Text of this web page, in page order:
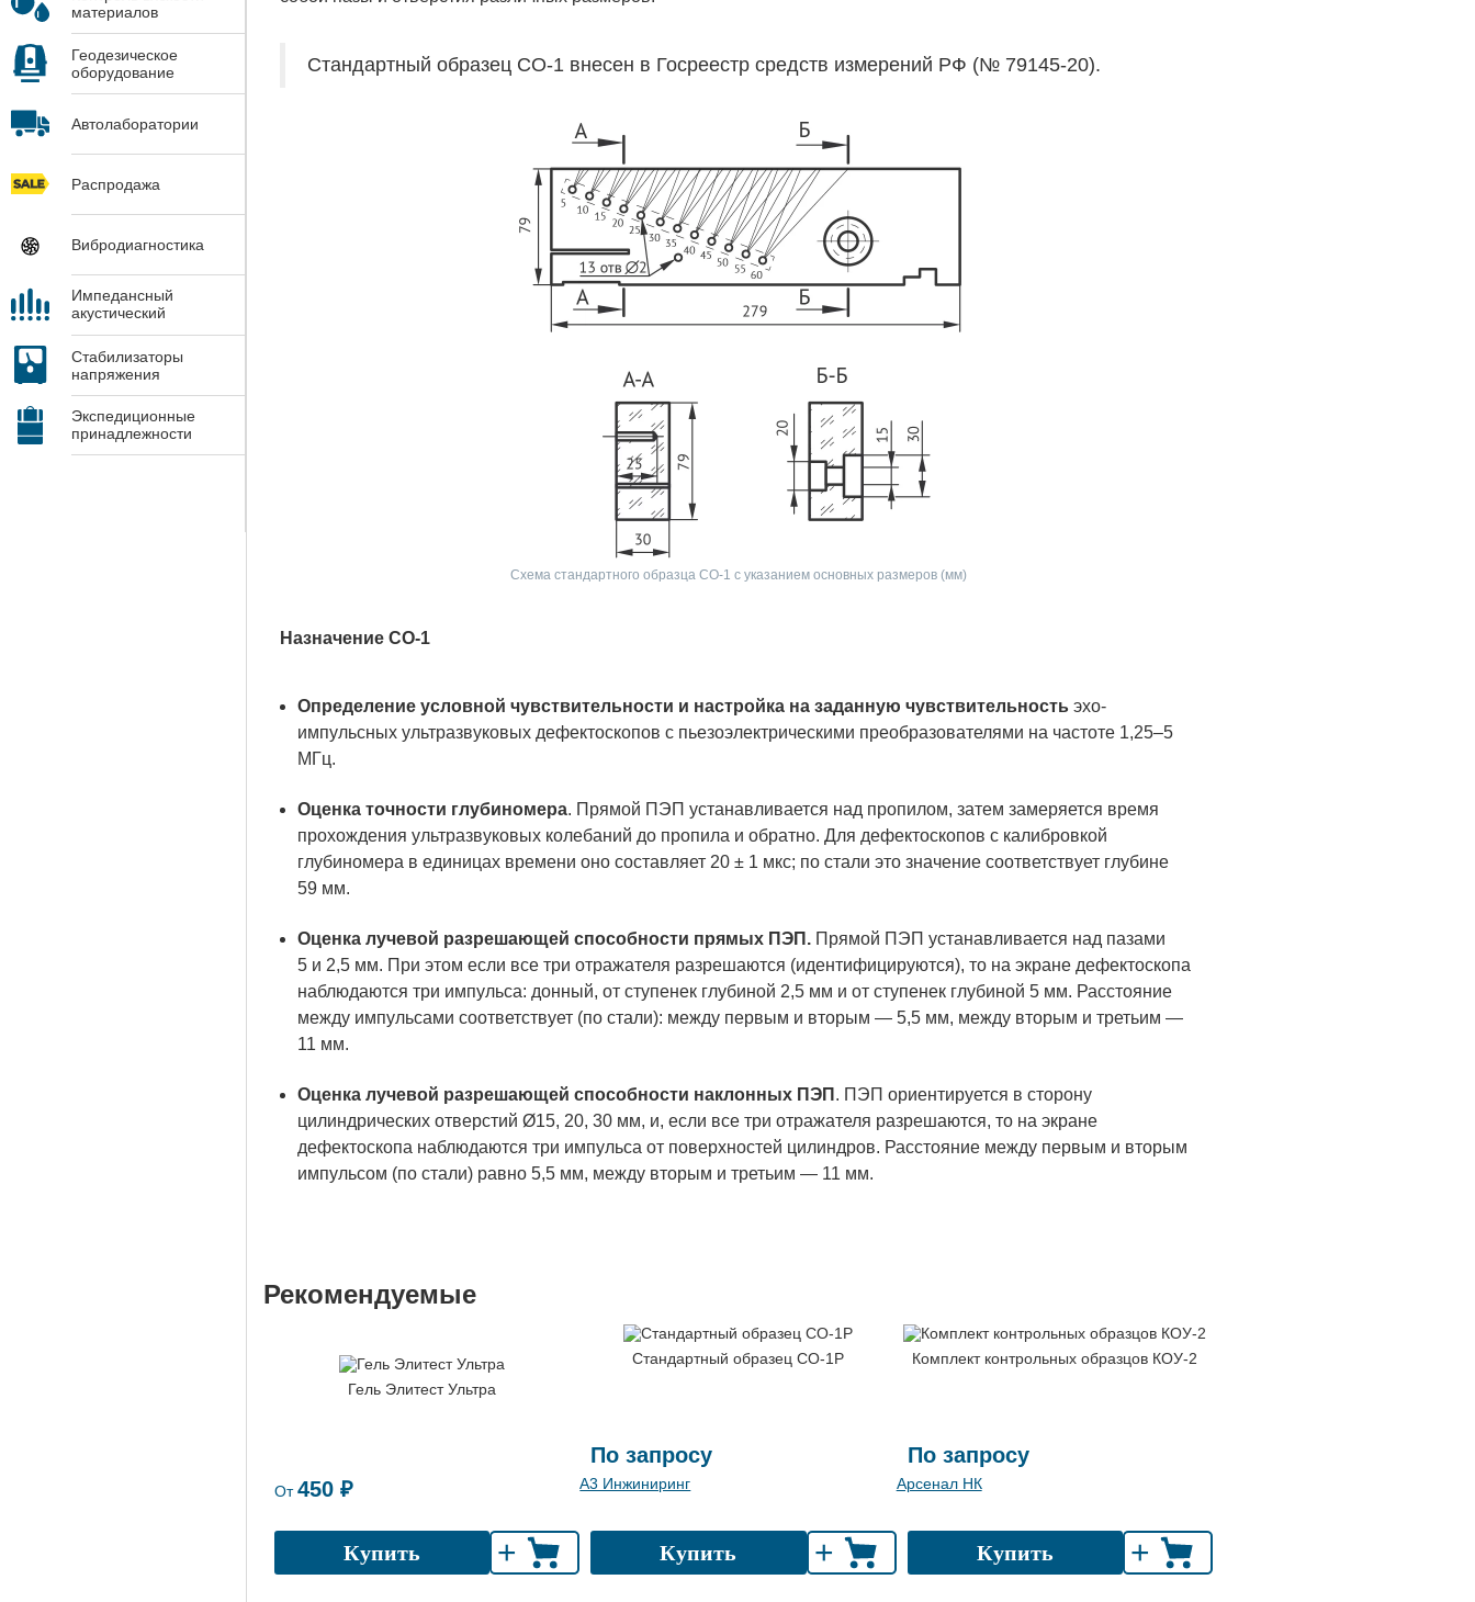
материалов
Геодезическое
оборудование
Автолаборатории
Распродажа
Вибродиагностика
Импедансный
акустический
Стабилизаторы
напряжения
Экспедиционные
принадлежности
Стандартный образец СО-1 внесен в Госреестр средств измерений РФ (№ 79145-20).
Схема стандартного образца СО-1 с указанием основных размеров (мм)
Назначение СО-1
Определение условной чувствительности и настройка на заданную чувствительность эхо-
импульсных ультразвуковых дефектоскопов с пьезоэлектрическими преобразователями на частоте 1,25–5
МГц.
Оценка точности глубиномера. Прямой ПЭП устанавливается над пропилом, затем замеряется время
прохождения ультразвуковых колебаний до пропила и обратно. Для дефектоскопов с калибровкой
глубиномера в единицах времени оно составляет 20 ± 1 мкс; по стали это значение соответствует глубине
59 мм.
Оценка лучевой разрешающей способности прямых ПЭП. Прямой ПЭП устанавливается над пазами
5 и 2,5 мм. При этом если все три отражателя разрешаются (идентифицируются), то на экране дефектоскопа
наблюдаются три импульса: донный, от ступенек глубиной 2,5 мм и от ступенек глубиной 5 мм. Расстояние
между импульсами соответствует (по стали): между первым и вторым — 5,5 мм, между вторым и третьим —
11 мм.
Оценка лучевой разрешающей способности наклонных ПЭП . ПЭП ориентируется в сторону
цилиндрических отверстий Ø15, 20, 30 мм, и, если все три отражателя разрешаются, то на экране
дефектоскопа наблюдаются три импульса от поверхностей цилиндров. Расстояние между первым и вторым
импульсом (по стали) равно 5,5 мм, между вторым и третьим — 11 мм.
Рекомендуемые
Гель Элитест Ультра
От450 ₽
Купить +
Стандартный образец СО-1Р
По запросу
А3 Инжиниринг
Купить +
Комплект контрольных образцов КОУ-2
По запросу
Арсенал НК
Купить +